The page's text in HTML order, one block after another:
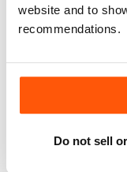
website and to
recommendations.
Do not sell